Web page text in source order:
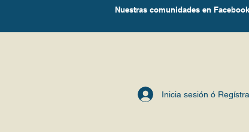
Nuestras comunidades en Facebook
Inicia sesión ó